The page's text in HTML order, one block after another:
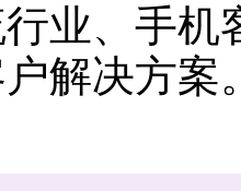
业、手机
解决方案